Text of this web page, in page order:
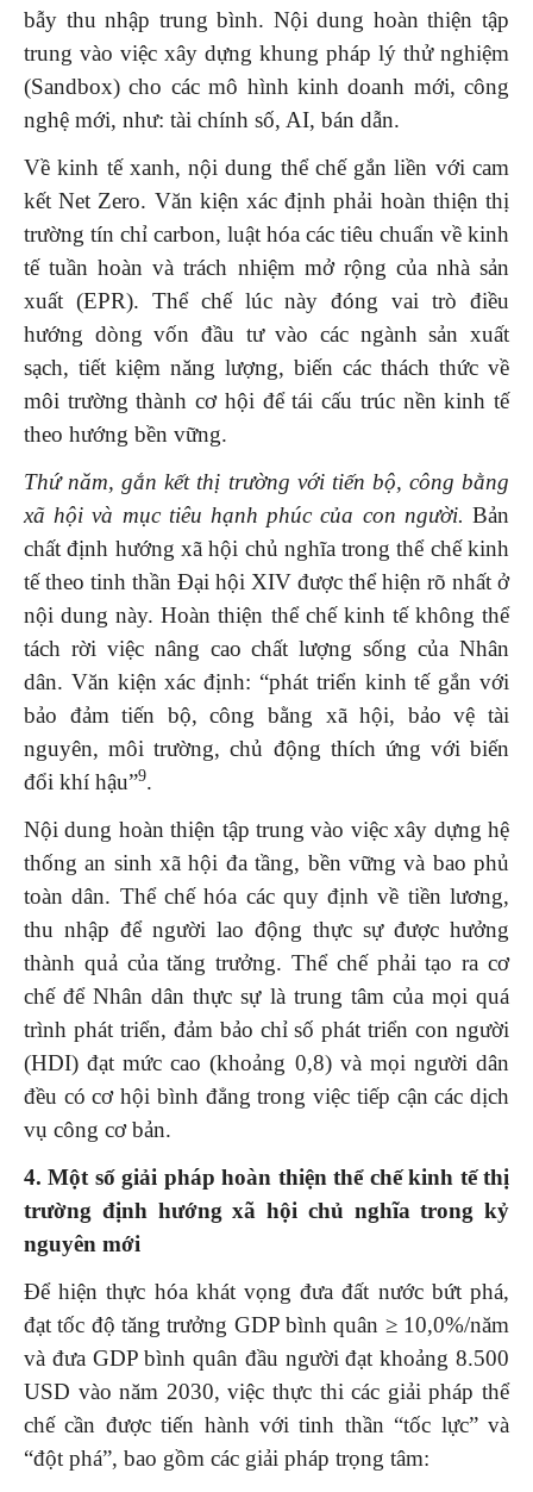
bẫy thu nhập trung bình. Nội dung hoàn thiện tập
trung vào việc xây dựng khung pháp lý thử nghiệm
(Sandbox) cho các mô hình kinh doanh mới, công
nghệ mới, như: tài chính số, AI, bán dẫn.
Về kinh tế xanh, nội dung thể chế gắn liền với cam
kết Net Zero. Văn kiện xác định phải hoàn thiện thị
trường tín chỉ carbon, luật hóa các tiêu chuẩn về kinh
tế tuần hoàn và trách nhiệm mở rộng của nhà sản
xuất (EPR). Thể chế lúc này đóng vai trò điều
hướng dòng vốn đầu tư vào các ngành sản xuất
sạch, tiết kiệm năng lượng, biến các thách thức về
môi trường thành cơ hội để tái cấu trúc nền kinh tế
theo hướng bền vững.
Thứ năm, gắn kết thị trường với tiến bộ, công bằng
xã hội và mục tiêu hạnh phúc của con người. Bản
chất định hướng xã hội chủ nghĩa trong thể chế kinh
tế theo tinh thần Đại hội XIV được thể hiện rõ nhất ở
nội dung này. Hoàn thiện thể chế kinh tế không thể
tách rời việc nâng cao chất lượng sống của Nhân
dân. Văn kiện xác định: “phát triển kinh tế gắn với
bảo đảm tiến bộ, công bằng xã hội, bảo vệ tài
nguyên, môi trường, chủ động thích ứng với biến
đổi khí hậu”9.
Nội dung hoàn thiện tập trung vào việc xây dựng hệ
thống an sinh xã hội đa tầng, bền vững và bao phủ
toàn dân. Thể chế hóa các quy định về tiền lương,
thu nhập để người lao động thực sự được hưởng
thành quả của tăng trưởng. Thể chế phải tạo ra cơ
chế để Nhân dân thực sự là trung tâm của mọi quá
trình phát triển, đảm bảo chỉ số phát triển con người
(HDI) đạt mức cao (khoảng 0,8) và mọi người dân
đều có cơ hội bình đẳng trong việc tiếp cận các dịch
vụ công cơ bản.
4. Một số giải pháp hoàn thiện thể chế kinh tế thị
trường định hướng xã hội chủ nghĩa trong kỷ
nguyên mới
Để hiện thực hóa khát vọng đưa đất nước bứt phá,
đạt tốc độ tăng trưởng GDP bình quân ≥ 10,0%/năm
và đưa GDP bình quân đầu người đạt khoảng 8.500
USD vào năm 2030, việc thực thi các giải pháp thể
chế cần được tiến hành với tinh thần “tốc lực” và
“đột phá”, bao gồm các giải pháp trọng tâm: